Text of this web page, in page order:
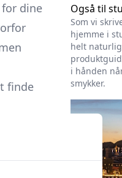
dine
finde
du
Også til
Som vi
hjemme i
helt
i hånden
smykker.